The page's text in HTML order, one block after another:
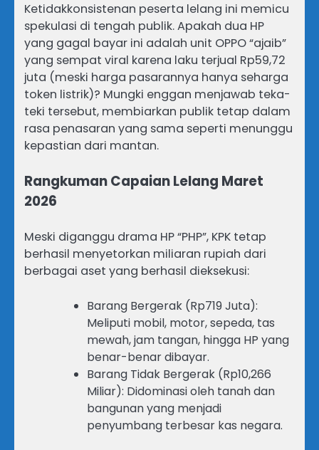
Ketidakkonsistenan peserta lelang ini memicu
spekulasi di tengah publik. Apakah dua HP
yang gagal bayar ini adalah unit OPPO “ajaib”
yang sempat viral karena laku terjual Rp59,72
juta (meski harga pasarannya hanya seharga
token listrik)? Mungki enggan menjawab teka-
teki tersebut, membiarkan publik tetap dalam
rasa penasaran yang sama seperti menunggu
kepastian dari mantan.
Rangkuman Capaian Lelang Maret
2026
Meski diganggu drama HP “PHP”, KPK tetap
berhasil menyetorkan miliaran rupiah dari
berbagai aset yang berhasil dieksekusi:
Barang Bergerak (Rp719 Juta):
Meliputi mobil, motor, sepeda, tas
mewah, jam tangan, hingga HP yang
benar-benar dibayar.
Barang Tidak Bergerak (Rp10,266
Miliar): Didominasi oleh tanah dan
bangunan yang menjadi
penyumbang terbesar kas negara.